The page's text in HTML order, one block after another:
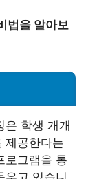
법을 알아보
은 학생 개개
제공한다는
로그램을 통